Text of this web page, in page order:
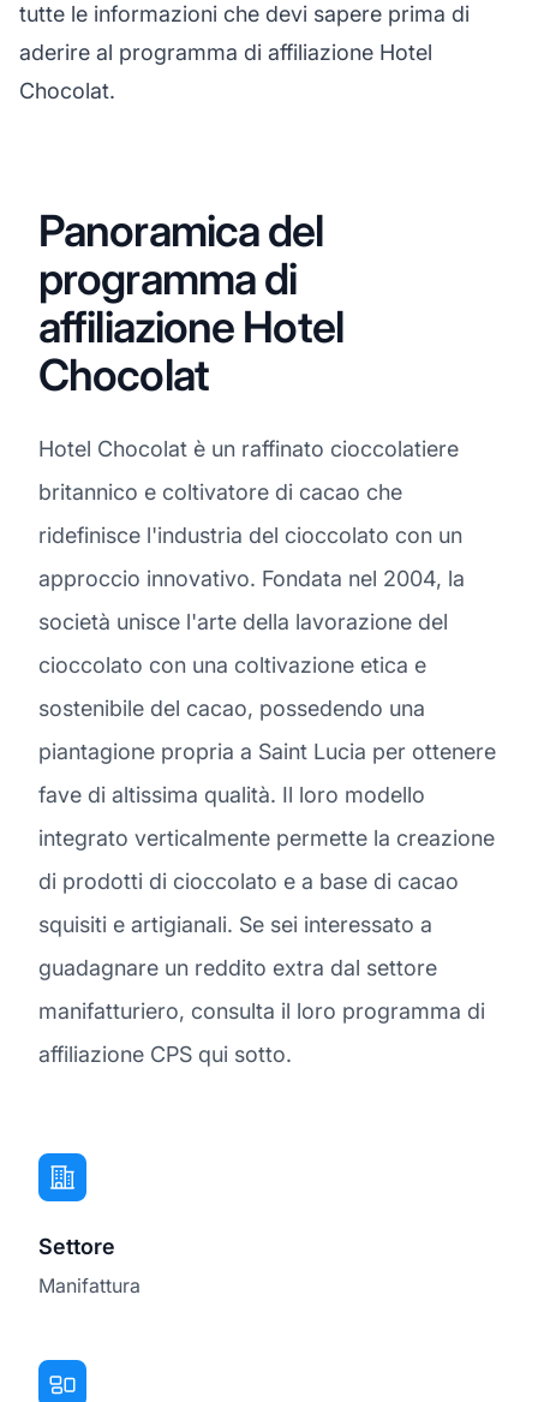
tutte le informazioni che devi sapere prima di
aderire al programma di affiliazione Hotel
Chocolat.
Panoramica del
programma di
affiliazione Hotel
Chocolat
Hotel Chocolat è un raffinato cioccolatiere
britannico e coltivatore di cacao che
ridefinisce l'industria del cioccolato con un
approccio innovativo. Fondata nel 2004, la
società unisce l'arte della lavorazione del
cioccolato con una coltivazione etica e
sostenibile del cacao, possedendo una
piantagione propria a Saint Lucia per ottenere
fave di altissima qualità. Il loro modello
integrato verticalmente permette la creazione
di prodotti di cioccolato e a base di cacao
squisiti e artigianali. Se sei interessato a
guadagnare un reddito extra dal settore
manifatturiero, consulta il loro programma di
affiliazione CPS qui sotto.
Settore
Manifattura